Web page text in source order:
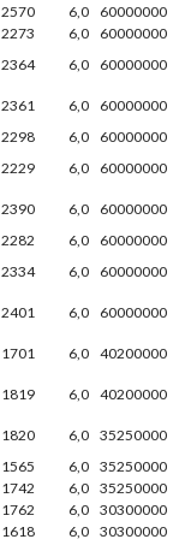
2570 6,0
60000000
2273 6,0
60000000
2364 6,0 60000000
2361 6,0
60000000
2298 6,0
60000000
2229 6,0 60000000
2390 6,0
60000000
2282 6,0
60000000
2334 6,0 60000000
2401 6,0 60000000
1701 6,0 40200000
1819 6,0 40200000
1820 6,0 35250000
1565 6,0 35250000
1742 6,0 35250000
1762 6,0 30300000
1618 6,0 30300000